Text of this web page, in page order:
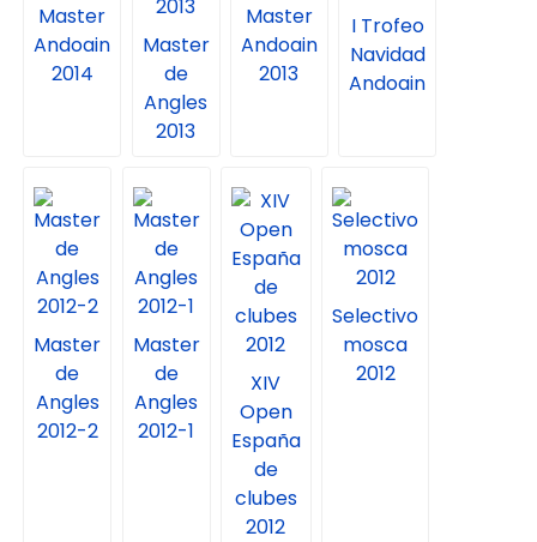
Master
Andoain
2014
Master
de
Angles
2013
Master
Andoain
2013
I Trofeo
Navidad
Andoain
Master
de
Angles
2012-2
Master
de
Angles
2012-1
XIV
Open
España
de
clubes
2012
Selectivo
mosca
2012